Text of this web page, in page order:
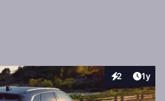
2
Interaktionen
1y